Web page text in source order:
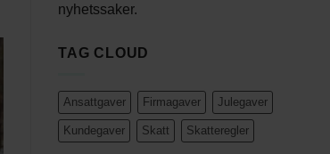
nyhetssaker.
TAG CLOUD
Ansattgaver Firmagaver Julegaver
Kundegaver Skatt Skatteregler